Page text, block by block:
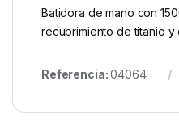
Batidora de mano con
recubrimiento de titanio y
Referencia:04064